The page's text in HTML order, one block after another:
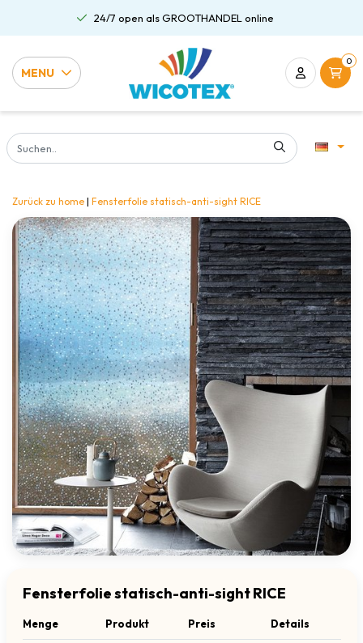
24/7 open als GROOTHANDEL online
MENU
0
Zurück zu home | Fensterfolie statisch-anti-sight RICE
Fensterfolie statisch-anti-sight RICE
Menge Produkt Preis Details